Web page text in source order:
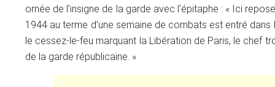
ornée de l’insigne de la garde avec l’épitaphe : « Ici
1944 au terme d’une semaine de combats est entré dans
le cessez-le-feu marquant la Libération de Paris, le chef
de la garde républicaine. »